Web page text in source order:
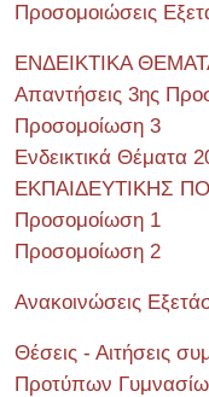
Προσομοιώσεις
ΕΝΔΕΙΚΤΙΚΑ
Απαντήσεις 3ης
Προσομοίωση 3
Ενδεικτικά Θέματα
ΕΚΠΑΙΔΕΥΤΙΚΗΣ
Προσομοίωση 1
Προσομοίωση 2
Ανακοινώσεις
Θέσεις - Αιτήσεις
Προτύπων